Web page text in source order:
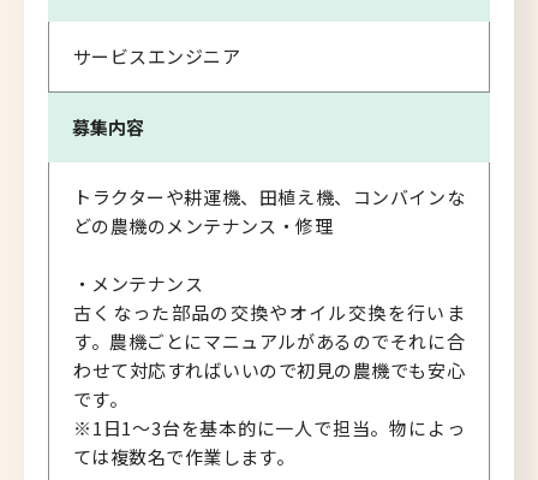
サービスエンジニア
募集内容
トラクターや耕運機、田植え機、コンバインな
どの農機のメンテナンス・修理
・メンテナンス
古くなった部品の交換やオイル交換を行いま
す。農機ごとにマニュアルがあるのでそれに合
わせて対応すればいいので初見の農機でも安心
です。
※1日1～3台を基本的に一人で担当。物によっ
ては複数名で作業します。